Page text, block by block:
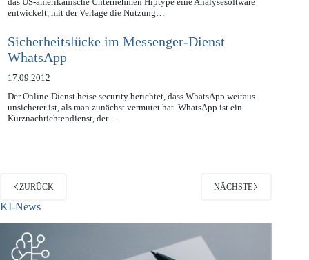
Wie die Technology Review in ihrer Onlineausgabe berichtete, hat
das US-amerikanische Unternehmen Hiptype eine Analysesoftware
Sicherheitslücke im Messenger-Dienst
WhatsApp
17.09.2012
Der Online-Dienst heise security berichtet, dass WhatsApp weitaus
unsicherer ist, als man zunächst vermutet hat. WhatsApp ist ein
ZURÜCK
KI-News